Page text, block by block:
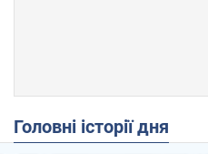
Головні історії дня